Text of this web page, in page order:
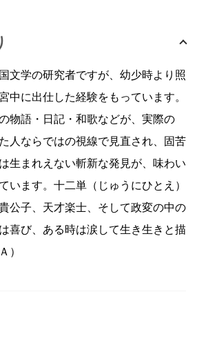
文学の研究者ですが、幼少時より照
中に出仕した経験をもっています。
物語・日記・和歌などが、実際の
人ならではの視線で見直され、固苦
生まれえない斬新な発見が、味わい
います。十二単（じゅうにひとえ）
公子、天才楽士、そして政変の中の
喜び、ある時は涙して生き生きと描
）